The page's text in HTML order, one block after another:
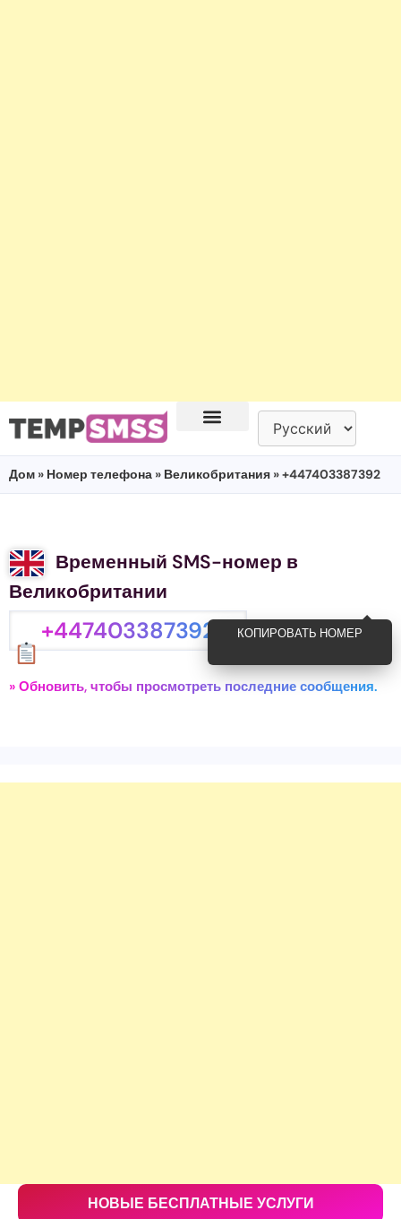
Дом » Номер телефона » Великобритания » +447403387392
Временный SMS-номер в
Великобритании
+447403387392 КОПИРОВАТЬ НОМЕР
» Обновить, чтобы просмотреть последние сообщения.
НОВЫЕ БЕСПЛАТНЫЕ УСЛУГИ